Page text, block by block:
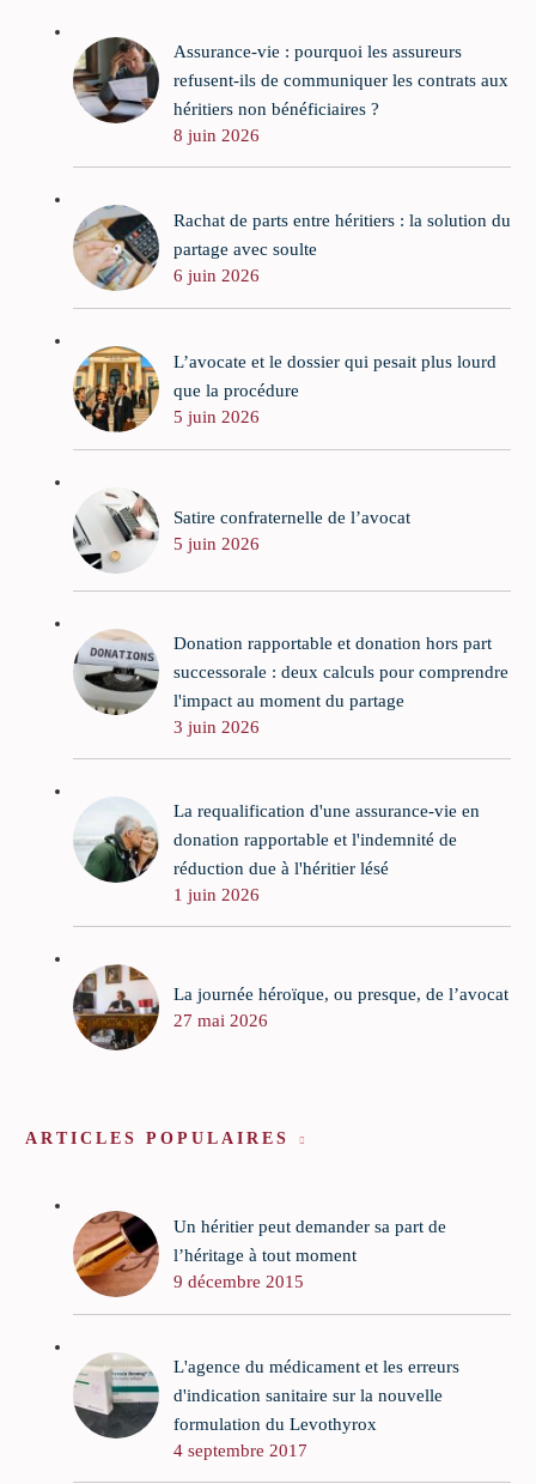
Assurance-vie : pourquoi les assureurs
refusent-ils de communiquer les contrats aux
héritiers non bénéficiaires ?
8 juin 2026
Rachat de parts entre héritiers : la solution du
partage avec soulte
6 juin 2026
L’avocate et le dossier qui pesait plus lourd
que la procédure
5 juin 2026
Satire confraternelle de l’avocat
5 juin 2026
Donation rapportable et donation hors part
successorale : deux calculs pour comprendre
l'impact au moment du partage
3 juin 2026
La requalification d'une assurance-vie en
donation rapportable et l'indemnité de
réduction due à l'héritier lésé
1 juin 2026
La journée héroïque, ou presque, de l’avocat
27 mai 2026
ARTICLES POPULAIRES
Un héritier peut demander sa part de
l’héritage à tout moment
9 décembre 2015
L'agence du médicament et les erreurs
d'indication sanitaire sur la nouvelle
formulation du Levothyrox
4 septembre 2017